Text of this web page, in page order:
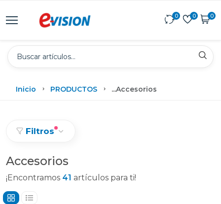
0 0 0
Inicio PRODUCTOS ...Accesorios
Filtros
Accesorios
¡Encontramos 41 artículos para ti!